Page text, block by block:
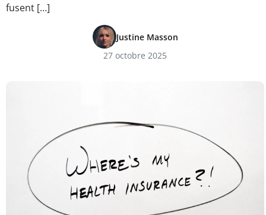
fusent […]
Justine Masson
27 octobre 2025